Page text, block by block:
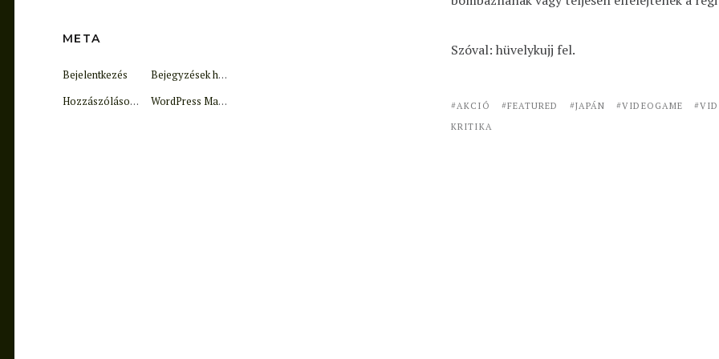
Szóval: hüvelykujj fel.
AKCIÓ FEATURED JAPÁN VIDEOGAME
KRITIKA
META
Bejelentkezés
Bejegyzések hírcsatorna
Hozzászólások hírcsatorna
WordPress Magyarország